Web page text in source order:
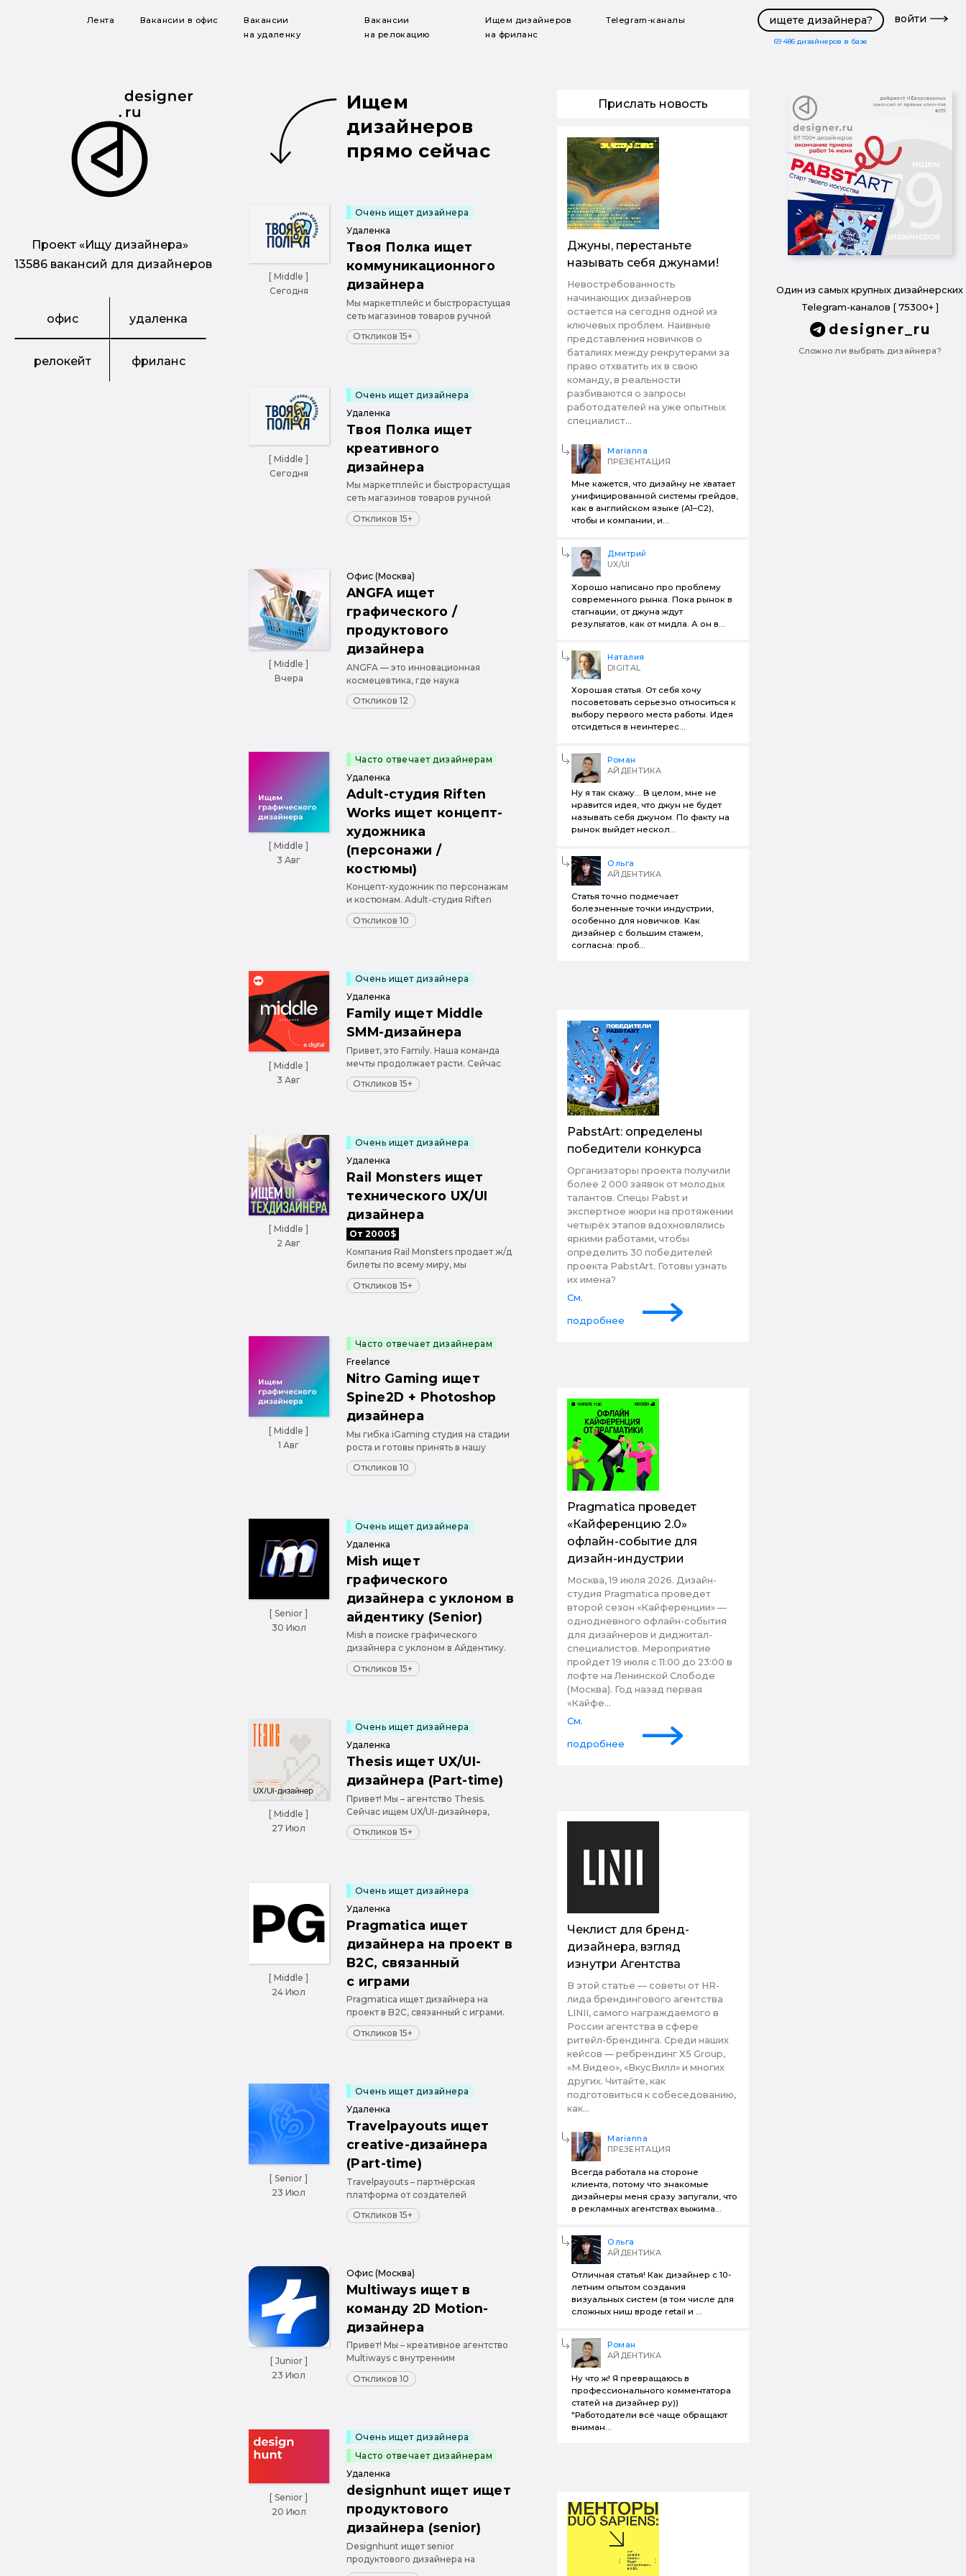
Лента Вакансии в офис
Вакансии
на удаленку
Вакансии
на релокацию
Ищем дизайнеров
на фриланс
Telegram-каналы ищете дизайнера?
69 486 дизайнеров в базе
войти
Проект «Ищу дизайнера»
13586 вакансий для дизайнеров
офис удаленка
релокейт фриланс
Ищем
дизайнеров
прямо сейчас
[ Middle ]
Сегодня
Очень ищет дизайнера
Удаленка
Твоя Полка ищет
коммуникационного
дизайнера
Мы маркетплейс и быстрорастущая
сеть магазинов товаров ручной
работы и винтажа ТВОЯ ПОЛКА.
Ищем сильного
формирования единой дизайн-
печатной и ...
Откликов 15+
[ Middle ]
Сегодня
Очень ищет дизайнера
Удаленка
Твоя Полка ищет
креативного
дизайнера
Мы маркетплейс и быстрорастущая
сеть магазинов товаров ручной
работы и винтажа ТВОЯ ПОЛКА.
Ищем сильного креативного
мерчом, полиграфией.
Откликов 15+
[ Middle ]
Вчера
Офис (Москва)
ANGFA ищет
графического /
продуктового
дизайнера
ANGFA — это инновационная
космецевтика, где наука
встречается с красотой. Мы
разрабатываем системы ухода за
«красота, подтверждённая наукой»,
Откликов 12
[ Middle ]
3 Авг
Часто отвечает дизайнерам
Удаленка
Adult-студия Riften
Works ищет концепт-
художника
(персонажи /
костюмы)
Концепт-художник по персонажам
и костюмам. Adult-студия Riften
Works ищет опытного концепт-
художника для проектной работы
Откликов 10
[ Middle ]
3 Авг
Очень ищет дизайнера
Удаленка
Family ищет Middle
SMM-дизайнера
Привет, это Family. Наша команда
мечты продолжает расти. Сейчас
мы ищем графического дизайнера с
уровнем middle+. Огромнейший
собирать сильный визуал с нуля,
Откликов 15+
[ Middle ]
2 Авг
Очень ищет дизайнера
Удаленка
Rail Monsters ищет
технического UX/UI
дизайнера
От 2000$
Компания Rail Monsters продает ж/д
билеты по всему миру, мы
стремимся стать лидерами мировой
индустрии с амбициозными целями
Откликов 15+
[ Middle ]
1 Авг
Часто отвечает дизайнерам
Freelance
Nitro Gaming ищет
Spine2D + Photoshop
дизайнера
Мы гибка iGaming студия на стадии
роста и готовы принять в нашу
команду человека, который готов
заботиться о наших играх так как это
месячные сроки проектн...
Откликов 10
[ Senior ]
30 Июл
Очень ищет дизайнера
Удаленка
Mish ищет
графического
дизайнера с уклоном в
айдентику (Senior)
Mish в поиске графического
дизайнера с уклоном в Айдентику.
Формат сотрудничества —
удаленно парт-тайм, привлекать
Откликов 15+
[ Middle ]
27 Июл
Очень ищет дизайнера
Удаленка
Thesis ищет UX/UI-
дизайнера (Part-time)
Привет! Мы – агентство Thesis.
Сейчас ищем UX/UI-дизайнера,
который усилит нашу команду на
проектной основе. Основной объем
существующей дизайн-системе,
Откликов 15+
[ Middle ]
24 Июл
Очень ищет дизайнера
Удаленка
Pragmatica ищет
дизайнера на проект в
B2C, связанный
с играми
Pragmatica ищет дизайнера на
проект в B2C, связанный с играми.
Уметь делать яркий и
эмоциональный дизайн игр и
Откликов 15+
[ Senior ]
23 Июл
Очень ищет дизайнера
Удаленка
Travelpayouts ищет
creative-дизайнера
(Part-time)
Travelpayouts – партнёрская
платформа от создателей
Авиасейлс, специализирующаяся
на монетизации тревел-трафика.
помощью партнёрских
инструментов ведущих тревел-бр...
Откликов 15+
[ Junior ]
23 Июл
Офис (Москва)
Multiways ищет в
команду 2D Motion-
дизайнера
Привет! Мы – креативное агентство
Multiways с внутренним
продакшном. Создаем кайфовые
анимационные проекты, снимаем
Откликов 10
[ Senior ]
20 Июл
Очень ищет дизайнера
Часто отвечает дизайнерам
Удаленка
designhunt ищет ищет
продуктового
дизайнера (senior)
Designhunt ищет senior
продуктового дизайнера на
внешний проект с крупным
Прислать новость
Джуны, перестаньте
называть себя джунами!
Невостребованность
начинающих дизайнеров
остается на сегодня одной из
ключевых проблем. Наивные
представления новичков о
баталиях между рекрутерами за
право отхватить их в свою
команду, в реальности
разбиваются о запросы
работодателей на уже опытных
специалист...
Marianna
ПРЕЗЕНТАЦИЯ
Мне кажется, что дизайну не хватает
унифицированной системы грейдов,
как в английском языке (A1–C2),
чтобы и компании, и...
Дмитрий
UX/UI
Хорошо написано про проблему
современного рынка. Пока рынок в
стагнации, от джуна ждут
результатов, как от мидла. А он в...
Наталия
DIGITAL
Хорошая статья. От себя хочу
посоветовать серьезно относиться к
выбору первого места работы. Идея
отсидеться в неинтерес...
Роман
АЙДЕНТИКА
Ну я так скажу... В целом, мне не
нравится идея, что джун не будет
называть себя джуном. По факту на
рынок выйдет нескол...
Ольга
АЙДЕНТИКА
Статья точно подмечает
болезненные точки индустрии,
особенно для новичков. Как
дизайнер с большим стажем,
согласна: проб...
PabstArt: определены
победители конкурса
Организаторы проекта получили
более 2 000 заявок от молодых
талантов. Спецы Pabst и
экспертное жюри на протяжении
четырёх этапов вдохновлялись
яркими работами, чтобы
определить 30 победителей
проекта PabstArt. Готовы узнать
их имена?
См.
подробнее
Pragmatica проведет
«Кайференцию 2.0»
офлайн-событие для
дизайн-индустрии
Москва, 19 июля 2026. Дизайн-
студия Pragmatica проведет
второй сезон «Кайференции» —
однодневного офлайн-события
для дизайнеров и диджитал-
специалистов. Мероприятие
пройдет 19 июля с 11:00 до 23:00 в
лофте на Ленинской Слободе
(Москва). Год назад первая
«Кайфе...
См.
подробнее
Чеклист для бренд-
дизайнера, взгляд
изнутри Агентства
В этой статье — советы от HR-
лида брендингового агентства
LINII, самого награждаемого в
России агентства в сфере
ритейл-брендинга. Среди наших
кейсов — ребрендинг X5 Group,
«М.Видео», «ВкусВилл» и многих
других. Читайте, как
подготовиться к собеседованию,
как...
Marianna
ПРЕЗЕНТАЦИЯ
Всегда работала на стороне
клиента, потому что знакомые
дизайнеры меня сразу запугали, что
в рекламных агентствах выжима...
Ольга
АЙДЕНТИКА
Отличная статья! Как дизайнер с 10-
летним опытом создания
визуальных систем (в том числе для
сложных ниш вроде retail и ...
Роман
АЙДЕНТИКА
Ну что ж! Я превращаюсь в
профессионального комментатора
статей на дизайнер ру))
"Работодатели всё чаще обращают
вниман...
Один из самых крупных дизайнерских
Telegram-каналов [ 75300+ ]
designer_ru
Сложно ли выбрать дизайнера?